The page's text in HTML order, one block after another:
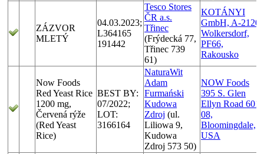
ZÁZVOR
MLETÝ
04.03.2023;
L364165
191442
Tesco Stores
ČR a.s.
Třinec
(Frýdecká 77,
Třinec 739
61)
KOTÁNYI
GmbH, A-2120
Wolkersdorf,
PF66,
Rakousko
Now Foods
Red Yeast Rice
1200 mg,
Červená rýže
(Red Yeast
Rice)
BEST BY:
07/2022;
LOT:
3166164
NaturaWit
Adam
Furmański
Kudowa
Zdroj (ul.
Liliowa 9,
Kudowa
Zdroj 573 50)
NOW Foods
395 S. Glen
Ellyn Road 601
08,
Bloomingdale,
USA